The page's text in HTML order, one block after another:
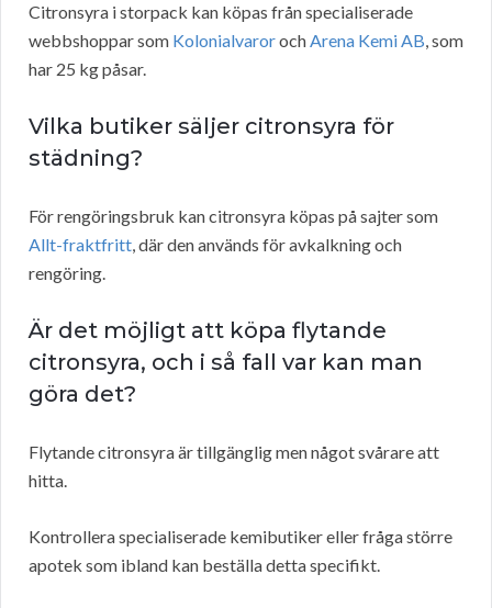
Citronsyra i storpack kan köpas från specialiserade
webbshoppar som KolonialvarorochArena Kemi AB, som
har 25 kg påsar.
Vilka butiker säljer citronsyra för
städning?
För rengöringsbruk kan citronsyra köpas på sajter som
Allt-fraktfritt, där den används för avkalkning och
rengöring.
Är det möjligt att köpa flytande
citronsyra, och i så fall var kan man
göra det?
Flytande citronsyra är tillgänglig men något svårare att
hitta.
Kontrollera specialiserade kemibutiker eller fråga större
apotek som ibland kan beställa detta specifikt.